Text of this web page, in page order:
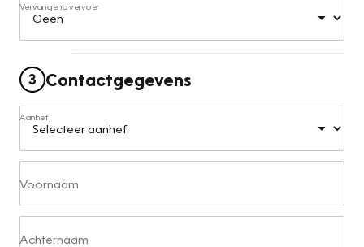
Vervangend vervoer
3 Contactgegevens
Aanhef
Voornaam
Achternaam